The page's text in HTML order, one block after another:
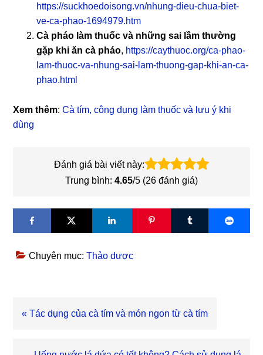
https://suckhoedoisong.vn/nhung-dieu-chua-biet-
ve-ca-phao-1694979.htm
Cà pháo làm thuốc và những sai lầm thường
gặp khi ăn cà pháo, https://caythuoc.org/ca-phao-
lam-thuoc-va-nhung-sai-lam-thuong-gap-khi-an-ca-
phao.html
Xem thêm:Cà tím, công dụng làm thuốc và lưu ý khi
dùng
Đánh giá bài viết này:
Trung bình: 4.65/5 (26 đánh giá)
Chuyên mục:Thảo dược
Bài
« Tác dụng của cà tím và món ngon từ cà tím